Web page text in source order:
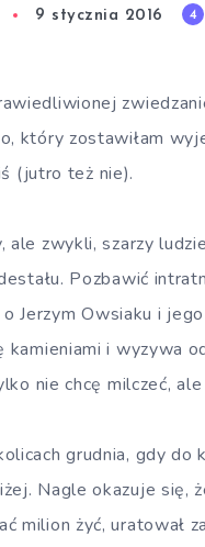
9 stycznia 2016 4
który zostawiłam
(jutro też nie).
ale zwykli, szarzy
Pozbawić
Jerzym Owsiaku i
i wyzywa
nie chcę milczeć,
grudnia, gdy do
Nagle okazuje się,
milion żyć, uratował